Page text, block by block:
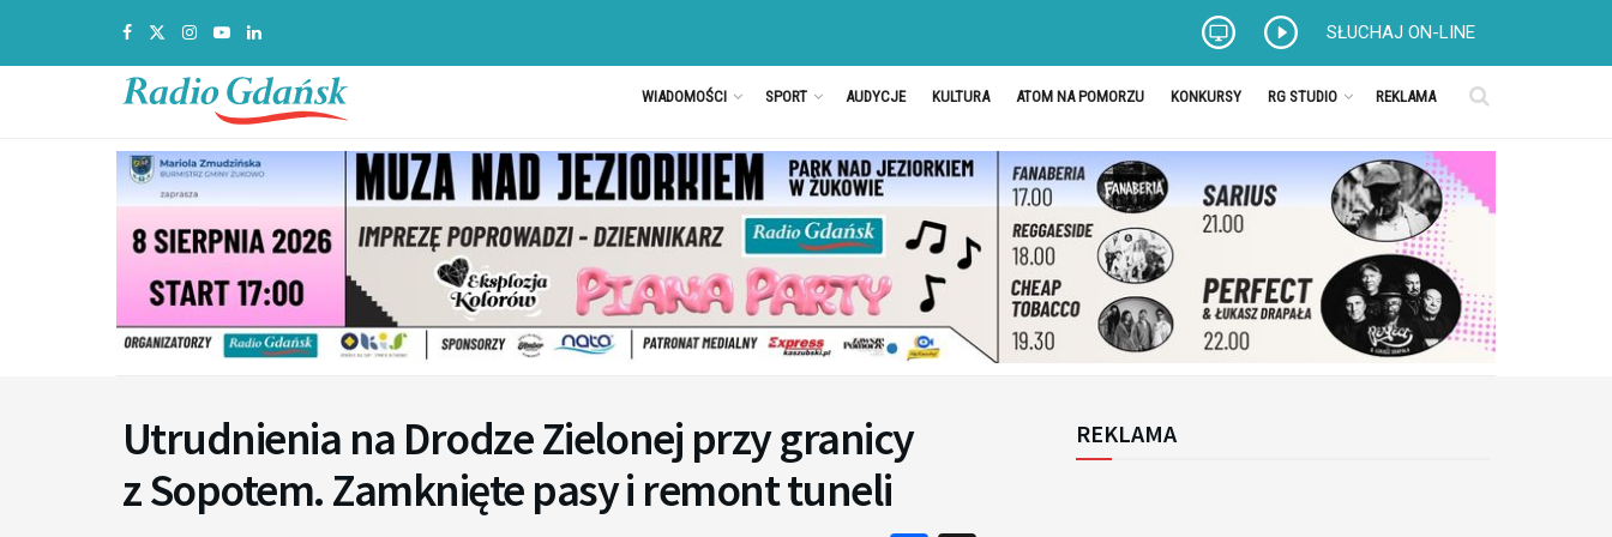
SŁUCHAJ ON-LINE
WIADOMOŚCI SPORT AUDYCJE KULTURA ATOM NA POMORZU KONKURSY RG STUDIO REKLAMA
Utrudnienia na Drodze Zielonej przy granicy
z Sopotem. Zamknięte pasy i remont tuneli
REKLAMA